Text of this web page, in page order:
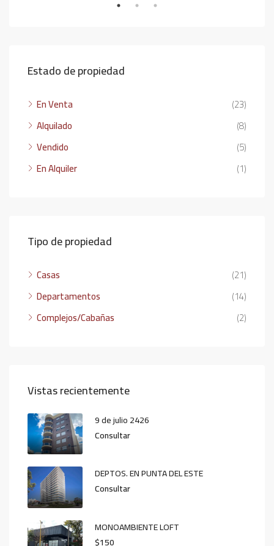
Estado de propiedad
En Venta
(23)
Alquilado
(8)
Vendido
(5)
En Alquiler
(1)
Tipo de propiedad
Casas
(21)
Departamentos
(14)
Complejos/Cabañas
(2)
Vistas recientemente
9 de julio 2426
Consultar
DEPTOS. EN PUNTA DEL ESTE
Consultar
MONOAMBIENTE LOFT
$150